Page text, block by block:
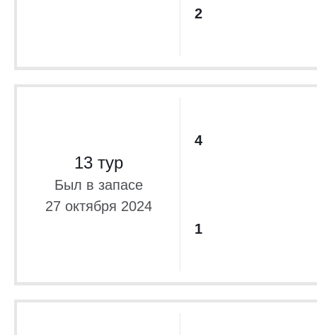
2
13 тур
Был в запасе
27 октября 2024
4
1